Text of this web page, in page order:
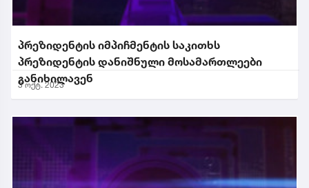
პრეზიდენტის იმპიჩმენტის საკითხს
პრეზიდენტის დანიშნული მოსამართლეები
განიხილავენ
3 ოქტ. 2023